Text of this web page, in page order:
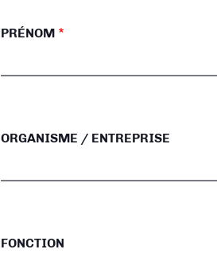
PRÉNOM
ORGANISME / ENTREPRISE
FONCTION